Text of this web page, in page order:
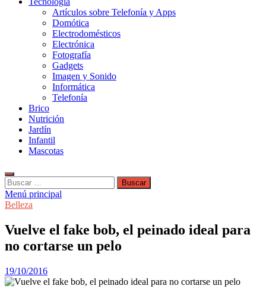
Artículos sobre Telefonía y Apps
Domótica
Electrodomésticos
Electrónica
Fotografía
Gadgets
Imagen y Sonido
Informática
Telefonía
Brico
Nutrición
Jardín
Infantil
Mascotas
Buscar:
Menú principal
Belleza
Vuelve el fake bob, el peinado ideal para
no cortarse un pelo
19/10/2016